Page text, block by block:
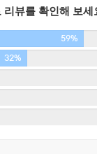
마음이 들고, 몇
성장한 두 주인공
으로 돌아오며 이
고, 섹스는 스릴
리뷰를 확인해 보세
59%
32%